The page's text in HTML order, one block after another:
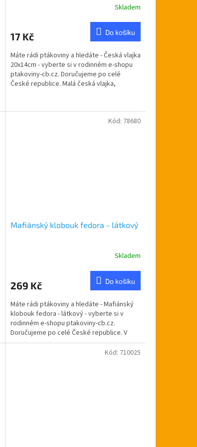
je
z
5
hvězdiček.
Skladem
17 Kč Do košíku
Máte rádi ptákoviny a hledáte - Česká vlajka
20x14cm - vyberte si v rodinném e-shopu
ptakoviny-cb.cz. Doručujeme po celé
České republice. Malá česká vlajka,
Mafiánský klobouk fedora - látkový
je
z
5
hvězdiček.
Skladem
269 Kč Do košíku
Máte rádi ptákoviny a hledáte - Mafiánský
klobouk fedora - látkový - vyberte si v
rodinném e-shopu ptakoviny-cb.cz.
Doručujeme po celé České republice. V
období prohibice a...
Kód: 78680
Kód: 710025